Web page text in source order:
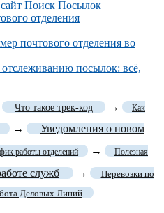
Поиск Посылок
отделения
почтового отделения во
посылок: всё,
Что такое трек-код → Как
→
Уведомления о новом
работы отделений → Полезная
служб →
Перевозки по
Деловых Линий